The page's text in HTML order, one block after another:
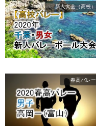
新人大会（高校）
春高バレー